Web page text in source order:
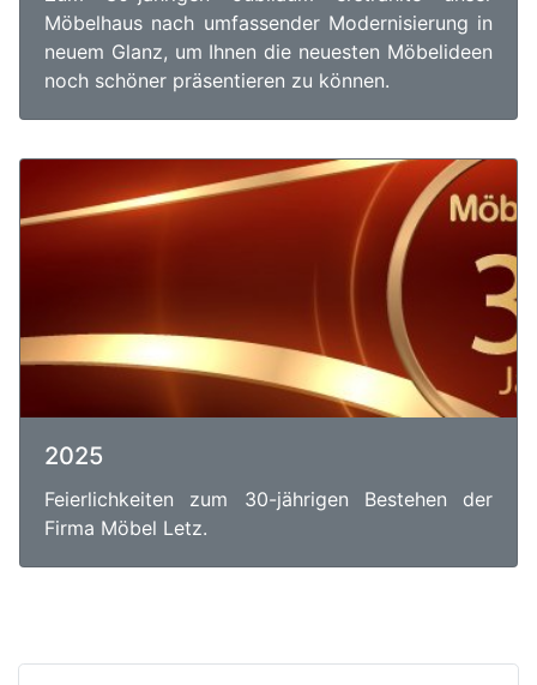
Möbelhaus nach umfassender Modernisierung in
neuem Glanz, um Ihnen die neuesten Möbelideen
noch schöner präsentieren zu können.
2025
Feierlichkeiten zum 30-jährigen Bestehen der
Firma Möbel Letz.